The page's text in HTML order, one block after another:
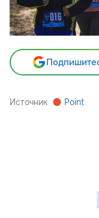
Источник Point